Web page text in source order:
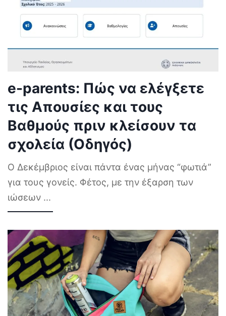
e-parents: Πώς να ελέγξετε
τις Απουσίες και τους
Βαθμούς πριν κλείσουν τα
σχολεία (Οδηγός)
Ο Δεκέμβριος είναι πάντα ένας μήνας “φωτιά”
για τους γονείς. Φέτος, με την έξαρση των
ιώσεων ...